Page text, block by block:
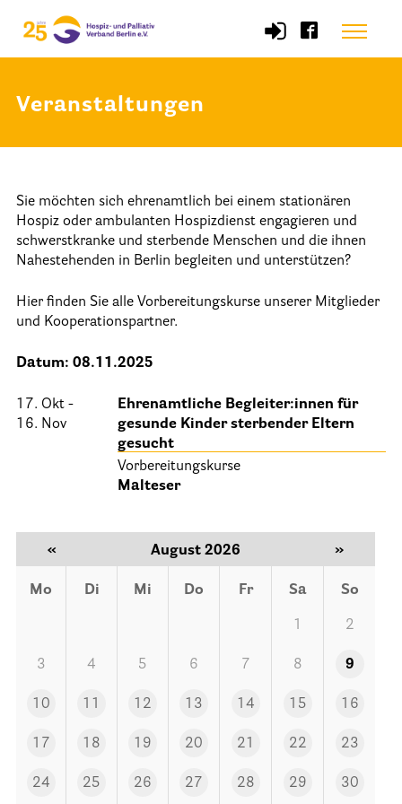
Menu
Start
Selbstverständnis und Leitsätze
Satzung des HPV Berlin e.V.
Mitgliedschaft im Verband
Vorstand des HPV Berlin
Mitgliederbereich (Intranet)
Informationen
Hospizgedanke
Betreuung Zuhause
Betreuung im Pflegeheim
Patientenverfügung – Vorsorgevollmacht –
Flyer und Broschüren zum Download
Veranstaltungen
Veranstaltungen
Sie möchten sich ehrenamtlich bei einem stationären
Hospiz oder ambulanten Hospizdienst engagieren und
schwerstkranke und sterbende Menschen und die ihnen
Nahestehenden in Berlin begleiten und unterstützen?
Hier finden Sie alle Vorbereitungskurse unserer Mitglieder
und Kooperationspartner.
Datum: 08.11.2025
17. Okt -
16. Nov
Ehrenamtliche Begleiter:innen für
gesunde Kinder sterbender Eltern
gesucht
Vorbereitungskurse
Malteser
« August 2026 »
Mo Di Mi Do Fr Sa So
1 2
3 4 5 6 7 8 9
10 11 12 13 14 15 16
17 18 19 20 21 22 23
24 25 26 27 28 29 30